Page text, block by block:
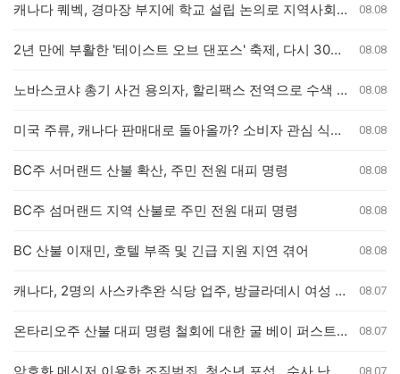
캐나다 퀘벡, 경마장 부지에 학교 설립 논의로 지역사회 갈등 08.08
2년 만에 부활한 '테이스트 오브 댄포스' 축제, 다시 30년 이어가길 08.08
노바스코샤 총기 사건 용의자, 할리팩스 전역으로 수색 확대 08.08
미국 주류, 캐나다 판매대로 돌아올까? 소비자 관심 식었나 08.08
BC주 서머랜드 산불 확산, 주민 전원 대피 명령 08.08
BC주 섬머랜드 지역 산불로 주민 전원 대피 명령 08.08
BC 산불 이재민, 호텔 부족 및 긴급 지원 지연 겪어 08.08
캐나다, 2명의 사스카추완 식당 업주, 방글라데시 여성 인신매매 유죄 판결 08.07
온타리오주 산불 대피 명령 철회에 대한 굴 베이 퍼스트 네이션의 강력 반발 08.07
08.07